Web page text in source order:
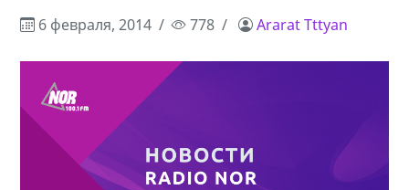
6 февраля, 2014 778 Ararat Tttyan